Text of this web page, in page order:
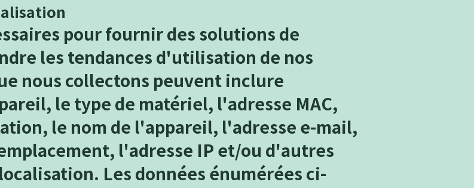
pour fournir des solutions de
les tendances d'utilisation de nos
nous collectons peuvent inclure
le type de matériel, l'adresse MAC,
le nom de l'appareil, l'adresse e-mail,
l'adresse IP et/ou d'autres
Les données énumérées ci-